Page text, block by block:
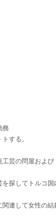
務
する。
芸の問屋およ
探してトルコ
連して女性の